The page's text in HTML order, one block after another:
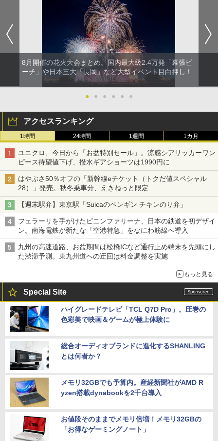
8月開催の花火大会まとめ。国内最大級2.4万発「幕張ビ
ーチ」や日本三大「長岡」など大型イベント目白押し！
● ● ● ● ● ●
アクセスランキング
1時間 24時間 1週間 1カ月
ユニクロ、今日から「お盆特別セール」。涼感シアサッカーワン
ピース待望値下げ、撥水ギアショーツは1990円に
はやぶさ50％オフの「新幹線eチケット（トクだ値スペシャル
28）」発売。秋冬乗車分、えきねっと限定
【週末駅弁】東京駅「Suicaのペンギン チキンのり弁」
フェラーリを手がけたピニンファリーナ、日本の鉄道を初デザイ
ン。南海電鉄が新たな「空港特急」をなにわ筋線へ導入
九州の高速道路、お盆期間は松橋ICなど通行止め端末を先頭にし
た渋滞予測。東九州道への迂回は料金調整を実施
もっと見る
Special Site
ハイグレードテレビ「TCL Q7D Pro」。圧巻の
色彩美で映画＆ゲームが極上体験に
総合オーディオブランドに進化するSHANLING
とは何者か？
メモリ32GBでも予算内。産経新聞社がAMD R
yzen搭載dynabookを2千台導入
お値段そのままでメモリ倍増！メモリ32GBの
「お得なゲーミングノート」